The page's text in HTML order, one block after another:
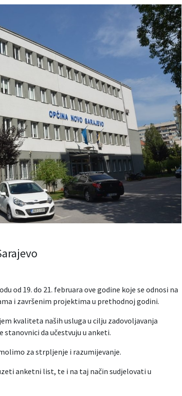
od 19. do 21. februara ove godine koje se odnosi na
i završenim projektima u prethodnoj godini.
kvaliteta naših usluga u cilju zadovoljavanja
da učestvuju u anketi.
za strpljenje i razumijevanje.
anketni list, te i na taj način sudjelovati u